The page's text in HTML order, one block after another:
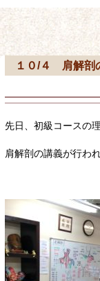
１０/４ 肩解剖
先日、初級コースの
肩解剖の講義が行わ